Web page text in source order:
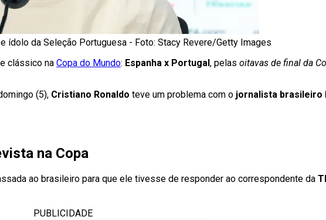
ídolo da Seleção Portuguesa - Foto: Stacy Revere/Getty Images
clássico na Copa do Mundo: Espanha x Portugal , pelas oitavas de final da
(5), Cristiano Ronaldo teve um problema com o jornalista brasileiro
na Copa
ao brasileiro para que ele tivesse de responder ao correspondente da
PUBLICIDADE